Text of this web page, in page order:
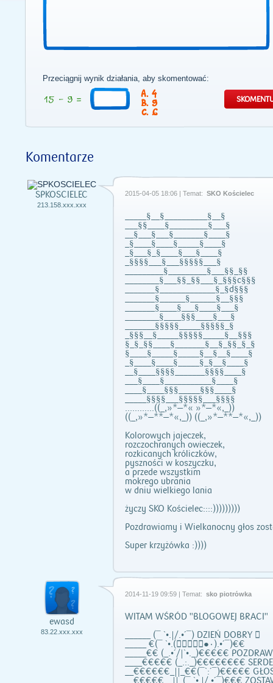
Przeciągnij wynik działania, aby skomentować:
4
9
6
Komentarze
SPKOSCIELEC
213.158.xxx.xxx
2015-04-05 18:06 | Temat: SKO Kościelec
_____§__§__________§__§
___§§____§_________§___§
__§___§___§_______§____§
_§____§____§_____§____§
_§___§_§____§___§____§
_§§§§___§___§§§§§___§
_________§_________§___§§_§§
________§___§§_§§___§_§§§c§§§
_______§_____________§_§d§§§
_______§______§______§__§§§
_______§____§___§____§___§
________§____§§§____§___§
_______§§§§§_____§§§§§_§
_§§§__§_____§§§§§_____§__§§§
§_§_§§____§_______§__§_§§_§_§
§____§_____§_____§__§__§____§
_§____§____§_____§_§__§____§
__§____§§§§_______§§§§____§
___§____§___________§____§
____§____§§§_____§§§____§
_____§§§§___§§§§§___§§§§
............((_,»*—*« »*—*«,_))
((_,»*—**—*«,_)) ((_,»*—**—*«,_))
Kolorowych jajeczek,
rozczochranych owieczek,
rozkicanych króliczków,
pyszności w koszyczku,
a przede wszystkim
mokrego ubrania
w dniu wielkiego lania
życzy SKO Kościelec::::)))))))))
Pozdrawiamy i Wielkanocny głos
Super krzyżówka :))))
ewasd
83.22.xxx.xxx
2014-11-19 09:59 | Temat: sko piotrówka
WITAM WŚRÓD "BLOGOWEJ BRACI"
______ (¯ `•.|/.•´¯) DZIEŃ DOBRY 
_____ €(¯ `•.(۰۪۪۫۫●۰).•´¯)€€
_____€€ (_.•´/|`•._)€€€€€
____€€€€€ (_.:._)€€€€€€€€
__€€€€€€_||_€€(¯`:´¯)€€€€€
__€€€€€__||_(¯ `•.|/.•´¯)€€€